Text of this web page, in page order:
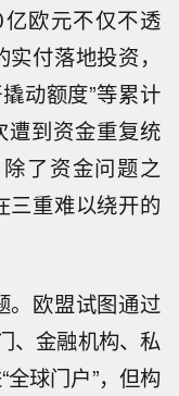
欧元不仅不透
实付落地投资，
动额度”等累计
遭到资金重复统
了资金问题之
三重难以绕开的
。欧盟试图通过
、金融机构、私
球门户”，但构